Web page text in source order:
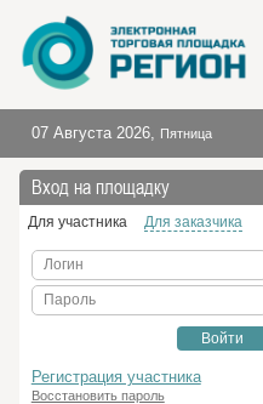
07 Августа 2026, Пятница
Вход на площадку
Для участника Для заказчика
Логин
Пароль
Войти
Регистрация участника
Восстановить пароль